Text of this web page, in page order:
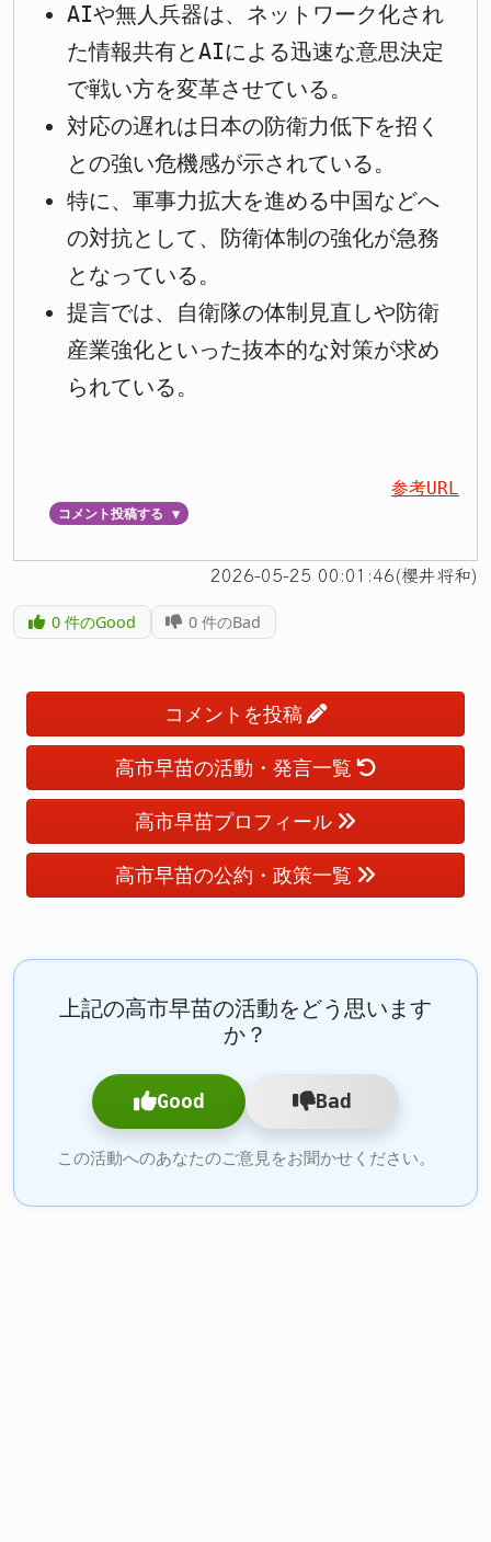
AIや無人兵器は、ネットワーク化され
た情報共有とAIによる迅速な意思決定
で戦い方を変革させている。
対応の遅れは日本の防衛力低下を招く
との強い危機感が示されている。
特に、軍事力拡大を進める中国などへ
の対抗として、防衛体制の強化が急務
となっている。
提言では、自衛隊の体制見直しや防衛
産業強化といった抜本的な対策が求め
られている。
参考URL
コメント投稿する ▼
2026-05-25 00:01:46(櫻井将和)
0件のGood 0 件のBad
コメントを投稿
高市早苗の活動・発言一覧
高市早苗プロフィール
高市早苗の公約・政策一覧
上記の高市早苗の活動をどう思います
か？
Good Bad
この活動へのあなたのご意見をお聞かせください。